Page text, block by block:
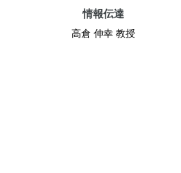
情報伝達
高倉 伸幸 教授